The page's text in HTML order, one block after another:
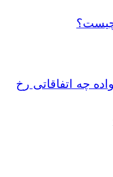
چیست؟
چه اتفاقاتی رخ